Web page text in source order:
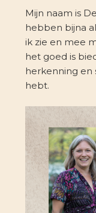
Mijn naam is
hebben bijna
ik zie en mee
het goed is
herkenning en
hebt.